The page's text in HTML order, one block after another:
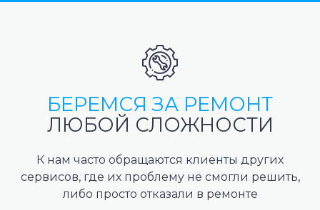
БЕРЕМСЯ ЗА РЕМОНТ
ЛЮБОЙ СЛОЖНОСТИ
К нам часто обращаются клиенты других
сервисов, где их проблему не смогли решить,
либо просто отказали в ремонте